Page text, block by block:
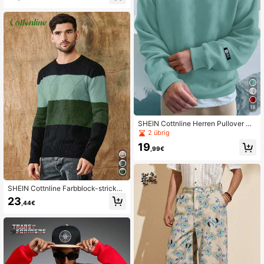
SHEIN Cottnline Farbblock-strickpu
llover Mit Rautenmuster Für Herren
23 ,44€
18
SHEIN Cottnline Herren Pullover S
weatshirt mit Patches, Buchstaben-
und Muster Muster
2 übrig
19 ,99€